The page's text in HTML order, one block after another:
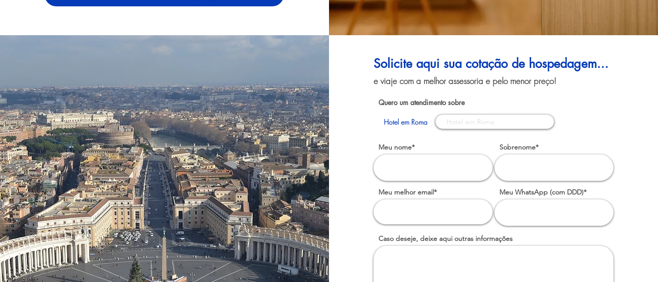
Solicite aqui sua cotação de hospedagem...
e viaje com a melhor assessoria e pelo menor preço!
Quero um atendimento sobre
Hotel em Roma
Meu nome* Sobrenome*
Meu melhor email* Meu WhatsApp (com DDD)*
Caso deseje, deixe aqui outras informações